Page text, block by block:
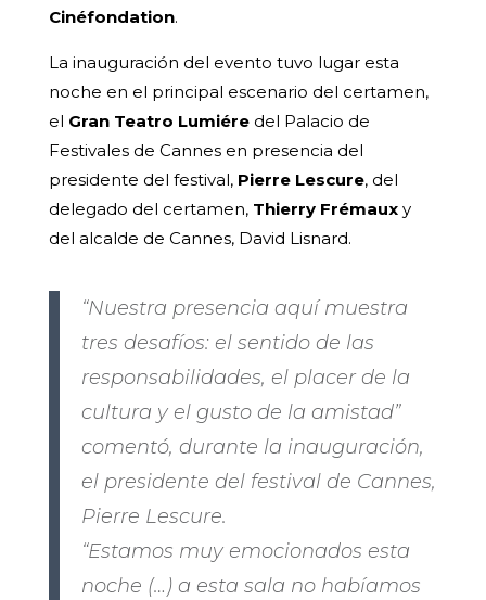
Cinéfondation.
La inauguración del evento tuvo lugar esta
noche en el principal escenario del certamen,
el Gran Teatro Lumiéredel Palacio de
Festivales de Cannes en presencia del
presidente del festival, Pierre Lescure, del
delegado del certamen, Thierry Frémauxy
del alcalde de Cannes, David Lisnard.
“Nuestra presencia aquí muestra
tres desafíos: el sentido de las
responsabilidades, el placer de la
cultura y el gusto de la amistad”
comentó, durante la inauguración,
el presidente del festival de Cannes,
Pierre Lescure.
“Estamos muy emocionados esta
noche (…) a esta sala no habíamos